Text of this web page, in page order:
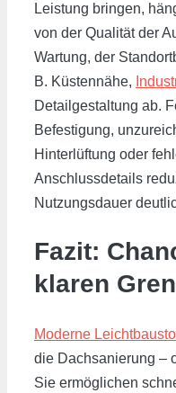
Leistung bringen,
von der Qualität der
Wartung, der
B. Küstennähe,
Detailgestaltung ab.
Befestigung,
Hinterlüftung oder
Anschlussdetails
Nutzungsdauer
Fazit:
klaren
Moderne
die Dachsanierung –
Sie ermöglichen